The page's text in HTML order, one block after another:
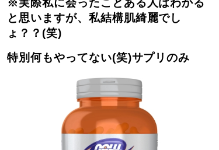
※実際私に会ったことある人はわかる
と思いますが、私結構肌綺麗でし
ょ？？(笑)
特別何もやってない(笑)サプリのみ